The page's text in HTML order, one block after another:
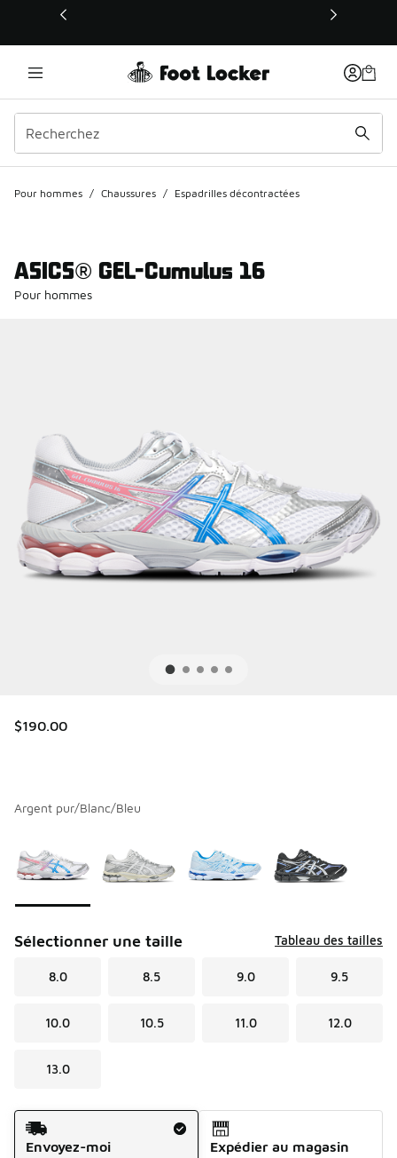
Ce lien s’ouvrira dans une nouvelle fenêtre
Pour hommes / Chaussures / Espadrilles décontractées
ASICS® GEL-Cumulus 16
Pour hommes
$190.00
Argent pur/Blanc/Bleu
Sélectionner une taille Tableau des tailles
8.0 8.5 9.0 9.5
10.0 10.5 11.0 12.0
13.0
Méthode d’expédition
Envoyez-moi
Expédier au magasin